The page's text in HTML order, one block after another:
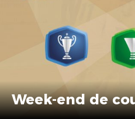
Week-end de